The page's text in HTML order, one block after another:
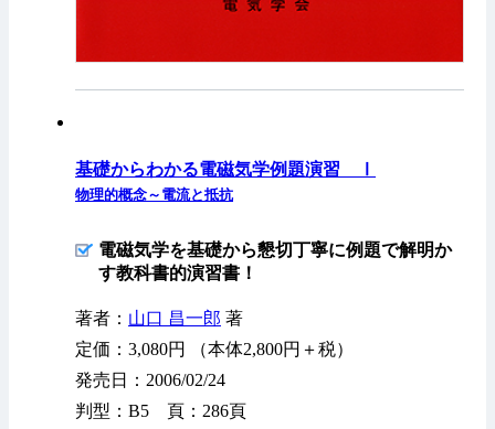
基礎からわかる電磁気学例題演習 Ⅰ
物理的概念～電流と抵抗
電磁気学を基礎から懇切丁寧に例題で解明か
す教科書的演習書！
著者： 山口 昌一郎 著
定価：3,080円 （本体2,800円＋税）
発売日：2006/02/24
判型：B5 頁：286頁